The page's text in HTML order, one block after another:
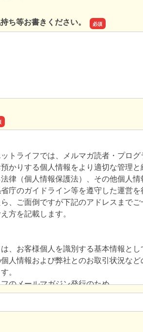
ち等お書きください。
ち等お書きください。
トライフでは、メルマガ読者・プログ
かりする個人情報をより適切な管理と
律（個人情報保護法）、その他個人
庁のガイドライン等を遵守した運営を
、ご面倒ですが下記のアドレスまでご
方を記載します。
、お客様個人を識別する基本情報とし
人情報および弊社とのお取引状況な
。
のメールマガジン発行のため。
のプログラム利用、テキスト利用な